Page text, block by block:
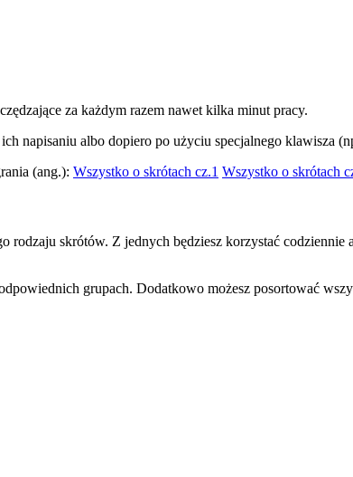
za każdym razem nawet kilka minut pracy.
napisaniu albo dopiero po użyciu specjalnego klawisza
(ang.): Wszystko o skrótach cz.1 Wszystko o skrótach
skrótów. Z jednych będziesz korzystać
grupach. Dodatkowo możesz posortować